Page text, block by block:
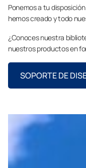
Ponemos a tu
hemos creado y todo
¿Conoces nuestra
nuestros productos en
SOPORTE DE